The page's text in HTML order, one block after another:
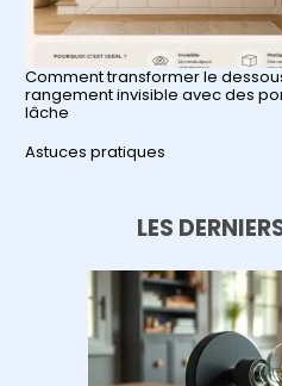
Comment transformer le
rangement invisible avec des
lâche
Par rapport à
Astuces pratiques
LES